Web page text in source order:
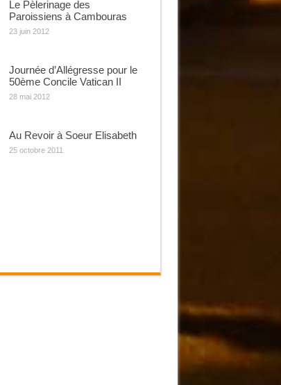
Le Pèlerinage des
Paroissiens à Cambouras
23 juin 2012
Journée d’Allégresse pour le
50ème Concile Vatican II
28 mai 2012
Au Revoir à Soeur Elisabeth
25 octobre 2011